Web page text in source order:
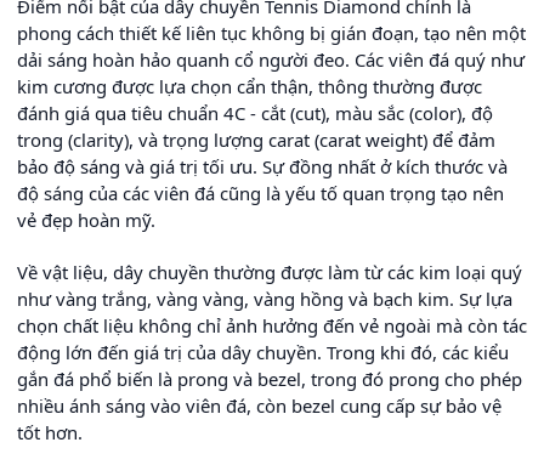
Điểm nổi bật của dây chuyền Tennis Diamond chính là
phong cách thiết kế liên tục không bị gián đoạn, tạo nên một
dải sáng hoàn hảo quanh cổ người đeo. Các viên đá quý như
kim cương được lựa chọn cẩn thận, thông thường được
đánh giá qua tiêu chuẩn 4C - cắt (cut), màu sắc (color), độ
trong (clarity), và trọng lượng carat (carat weight) để đảm
bảo độ sáng và giá trị tối ưu. Sự đồng nhất ở kích thước và
độ sáng của các viên đá cũng là yếu tố quan trọng tạo nên
vẻ đẹp hoàn mỹ.
Về vật liệu, dây chuyền thường được làm từ các kim loại quý
như vàng trắng, vàng vàng, vàng hồng và bạch kim. Sự lựa
chọn chất liệu không chỉ ảnh hưởng đến vẻ ngoài mà còn tác
động lớn đến giá trị của dây chuyền. Trong khi đó, các kiểu
gắn đá phổ biến là prong và bezel, trong đó prong cho phép
nhiều ánh sáng vào viên đá, còn bezel cung cấp sự bảo vệ
tốt hơn.